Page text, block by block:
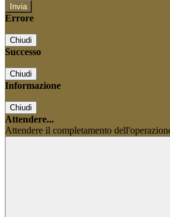
Errore
Chiudi
Successo
Chiudi
Informazione
Chiudi
Attendere...
Attendere il completamento